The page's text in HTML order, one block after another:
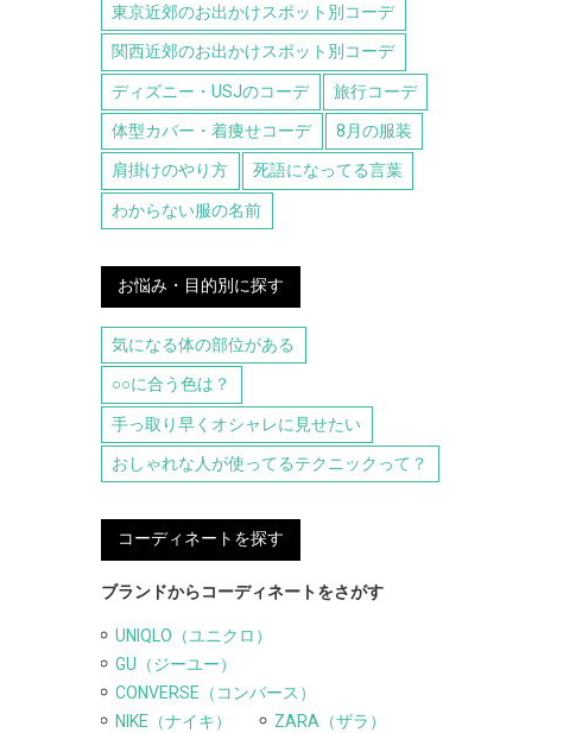
東京近郊のお出かけスポット別コーデ
関西近郊のお出かけスポット別コーデ
ディズニー・USJのコーデ 旅行コーデ
体型カバー・着痩せコーデ 8月の服装
肩掛けのやり方 死語になってる言葉
わからない服の名前
お悩み・目的別に探す
気になる体の部位がある
○○に合う色は？
手っ取り早くオシャレに見せたい
おしゃれな人が使ってるテクニックって？
コーディネートを探す
ブランドからコーディネートをさがす
UNIQLO（ユニクロ）
GU（ジーユー）
CONVERSE（コンバース）
NIKE（ナイキ）
ZARA（ザラ）